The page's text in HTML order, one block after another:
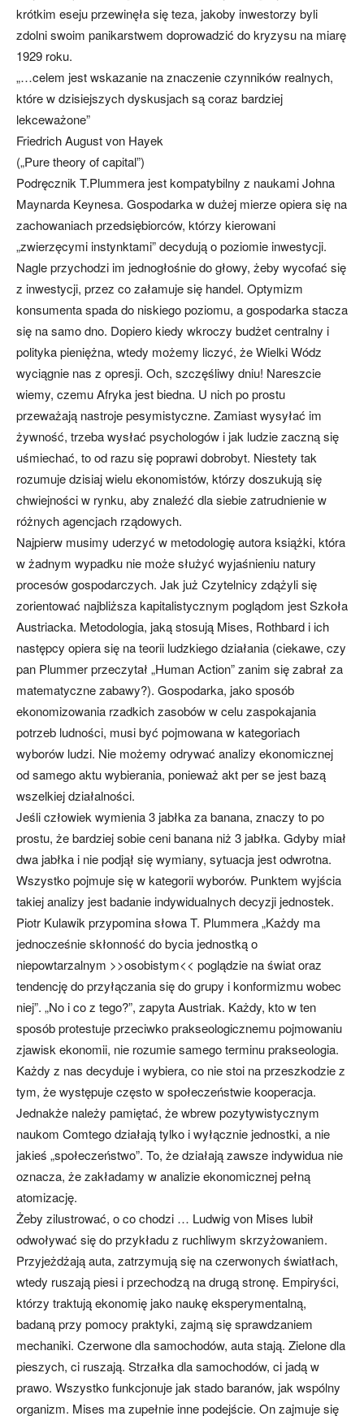
krótkim eseju przewinęła się teza, jakoby inwestorzy byli
zdolni swoim panikarstwem doprowadzić do kryzysu na miarę
1929 roku.
„…celem jest wskazanie na znaczenie czynników realnych,
które w dzisiejszych dyskusjach są coraz bardziej
lekceważone”
Friedrich August von Hayek
(„Pure theory of capital”)
Podręcznik T.Plummera jest kompatybilny z naukami Johna
Maynarda Keynesa. Gospodarka w dużej mierze opiera się na
zachowaniach przedsiębiorców, którzy kierowani
„zwierzęcymi instynktami” decydują o poziomie inwestycji.
Nagle przychodzi im jednogłośnie do głowy, żeby wycofać się
z inwestycji, przez co załamuje się handel. Optymizm
konsumenta spada do niskiego poziomu, a gospodarka stacza
się na samo dno. Dopiero kiedy wkroczy budżet centralny i
polityka pieniężna, wtedy możemy liczyć, że Wielki Wódz
wyciągnie nas z opresji. Och, szczęśliwy dniu! Nareszcie
wiemy, czemu Afryka jest biedna. U nich po prostu
przeważają nastroje pesymistyczne. Zamiast wysyłać im
żywność, trzeba wysłać psychologów i jak ludzie zaczną się
uśmiechać, to od razu się poprawi dobrobyt. Niestety tak
rozumuje dzisiaj wielu ekonomistów, którzy doszukują się
chwiejności w rynku, aby znaleźć dla siebie zatrudnienie w
różnych agencjach rządowych.
Najpierw musimy uderzyć w metodologię autora książki, która
w żadnym wypadku nie może służyć wyjaśnieniu natury
procesów gospodarczych. Jak już Czytelnicy zdążyli się
zorientować najbliższa kapitalistycznym poglądom jest Szkoła
Austriacka. Metodologia, jaką stosują Mises, Rothbard i ich
następcy opiera się na teorii ludzkiego działania (ciekawe, czy
pan Plummer przeczytał „Human Action” zanim się zabrał za
matematyczne zabawy?). Gospodarka, jako sposób
ekonomizowania rzadkich zasobów w celu zaspokajania
potrzeb ludności, musi być pojmowana w kategoriach
wyborów ludzi. Nie możemy odrywać analizy ekonomicznej
od samego aktu wybierania, ponieważ akt per se jest bazą
wszelkiej działalności.
Jeśli człowiek wymienia 3 jabłka za banana, znaczy to po
prostu, że bardziej sobie ceni banana niż 3 jabłka. Gdyby miał
dwa jabłka i nie podjął się wymiany, sytuacja jest odwrotna.
Wszystko pojmuje się w kategorii wyborów. Punktem wyjścia
takiej analizy jest badanie indywidualnych decyzji jednostek.
Piotr Kulawik przypomina słowa T. Plummera „Każdy ma
jednocześnie skłonność do bycia jednostką o
niepowtarzalnym >>osobistym<< poglądzie na świat oraz
tendencję do przyłączania się do grupy i konformizmu wobec
niej”. „No i co z tego?”, zapyta Austriak. Każdy, kto w ten
sposób protestuje przeciwko prakseologicznemu pojmowaniu
zjawisk ekonomii, nie rozumie samego terminu prakseologia.
Każdy z nas decyduje i wybiera, co nie stoi na przeszkodzie z
tym, że występuje często w społeczeństwie kooperacja.
Jednakże należy pamiętać, że wbrew pozytywistycznym
naukom Comtego działają tylko i wyłącznie jednostki, a nie
jakieś „społeczeństwo”. To, że działają zawsze indywidua nie
oznacza, że zakładamy w analizie ekonomicznej pełną
atomizację.
Żeby zilustrować, o co chodzi … Ludwig von Mises lubił
odwoływać się do przykładu z ruchliwym skrzyżowaniem.
Przyjeżdżają auta, zatrzymują się na czerwonych światłach,
wtedy ruszają piesi i przechodzą na drugą stronę. Empiryści,
którzy traktują ekonomię jako naukę eksperymentalną,
badaną przy pomocy praktyki, zajmą się sprawdzaniem
mechaniki. Czerwone dla samochodów, auta stają. Zielone dla
pieszych, ci ruszają. Strzałka dla samochodów, ci jadą w
prawo. Wszystko funkcjonuje jak stado baranów, jak wspólny
organizm. Mises ma zupełnie inne podejście. On zajmuje się